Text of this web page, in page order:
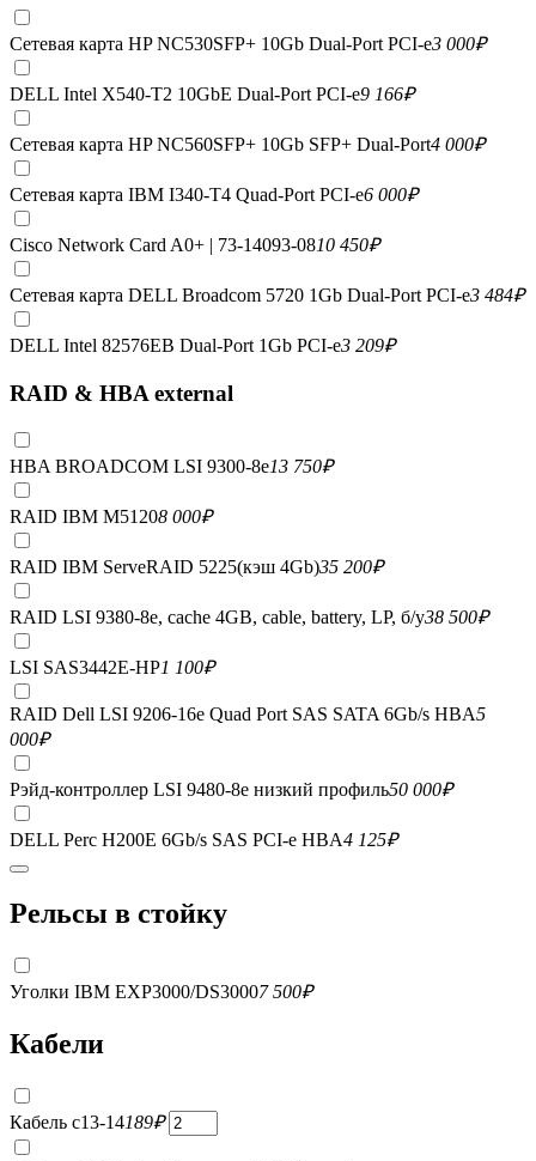
Сетевая карта HP NC530SFP+ 10Gb Dual-Port PCI-e3 000₽
DELL Intel X540-T2 10GbE Dual-Port PCI-e9 166₽
Сетевая карта HP NC560SFP+ 10Gb SFP+ Dual-Port4 000₽
Сетевая карта IBM I340-T4 Quad-Port PCI-e6 000₽
Cisco Network Card A0+ | 73-14093-0810 450₽
Сетевая карта DELL Broadcom 5720 1Gb Dual-Port PCI-e3 484₽
DELL Intel 82576EB Dual-Port 1Gb PCI-e3 209₽
RAID & HBA external
HBA BROADCOM LSI 9300-8e13 750₽
RAID IBM M51208 000₽
RAID IBM ServeRAID 5225(кэш 4Gb)35 200₽
RAID LSI 9380-8e, сache 4GB, cable, battery, LP, б/у38 500₽
LSI SAS3442E-HP1 100₽
RAID Dell LSI 9206-16e Quad Port SAS SATA 6Gb/s HBA5
000₽
Рэйд-контроллер LSI 9480-8e низкий профиль50 000₽
DELL Perc H200E 6Gb/s SAS PCI-e HBA4 125₽
Рельсы в стойку
Уголки IBM EXP3000/DS30007 500₽
Кабели
Кабель c13-14189₽